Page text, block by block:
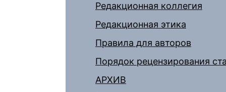
Редакционная коллегия
Редакционная этика
Правила для авторов
Порядок рецензирования
АРХИВ